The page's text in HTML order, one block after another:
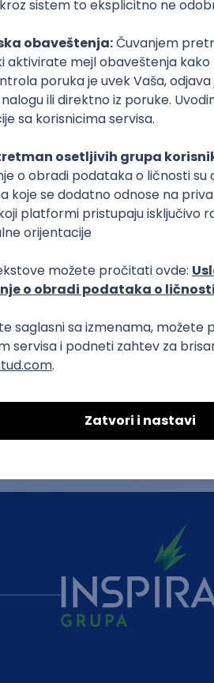
požara
Poslovi
Poslovi Beograd
Poslovi Novi Sad
Poslovi Kragujevac
O nama Uslovi korišćenja